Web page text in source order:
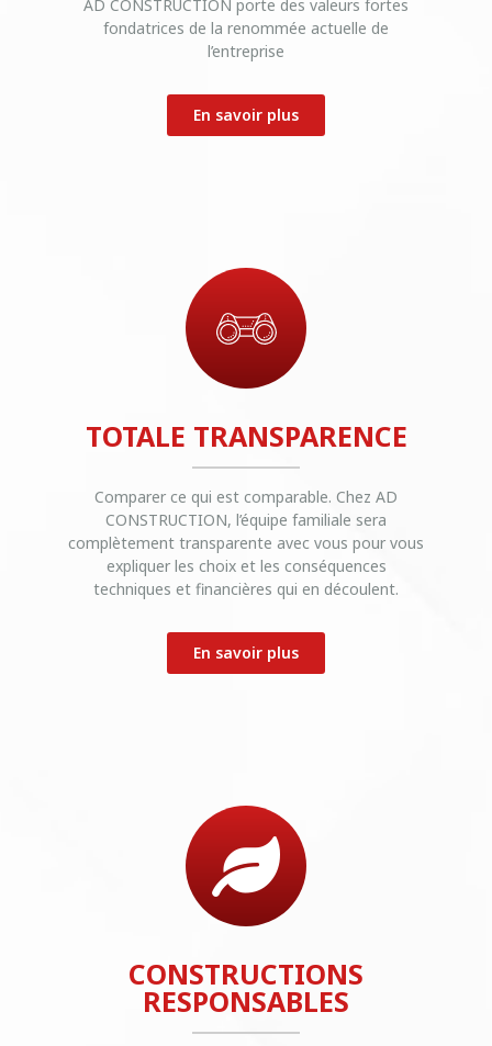
AD CONSTRUCTION porte des valeurs fortes
fondatrices de la renommée actuelle de
l’entreprise
En savoir plus
TOTALE TRANSPARENCE
Comparer ce qui est comparable. Chez AD
CONSTRUCTION, l’équipe familiale sera
complètement transparente avec vous pour vous
expliquer les choix et les conséquences
techniques et financières qui en découlent.
En savoir plus
CONSTRUCTIONS
RESPONSABLES